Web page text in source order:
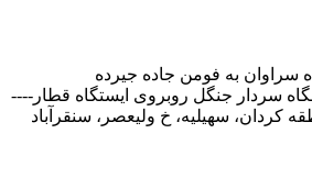
سراوان به فومن جاده جیرده
سردار جنگل روبروی ایستگاه قطار----